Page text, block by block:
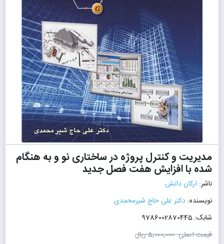
مدیریت و کنترل پروژه در ساختاری نو و به هنگام
شده با افزایش هفت فصل جدید
ناشر: ارکان دانش
نویسنده: دکتر علی حاج شیرمحمدی
شابک: 9786002870445
قیمت اصلی:5٬000٬000 ریال